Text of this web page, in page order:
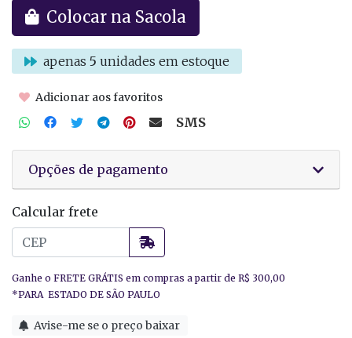
Colocar na Sacola
apenas 5 unidades em estoque
Adicionar aos favoritos
SMS
Opções de pagamento
Calcular frete
Avise-me se o preço baixar